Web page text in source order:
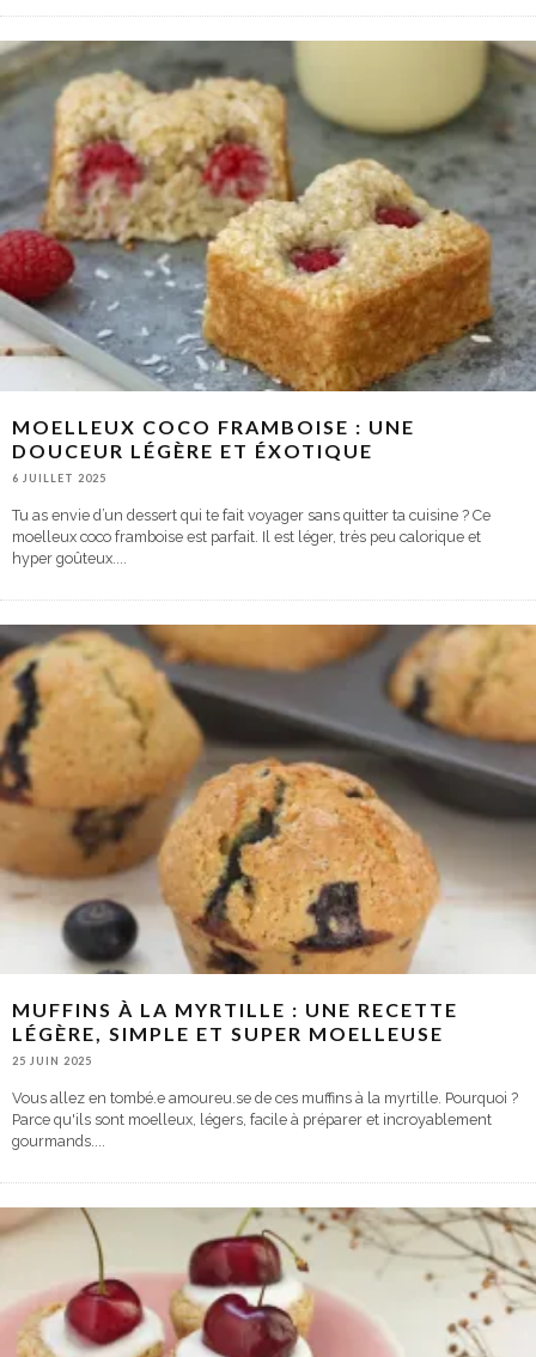
MOELLEUX COCO FRAMBOISE : UNE
DOUCEUR LÉGÈRE ET ÉXOTIQUE
6 JUILLET 2025
Tu as envie d’un dessert qui te fait voyager sans quitter ta cuisine ? Ce
moelleux coco framboise est parfait. Il est léger, très peu calorique et
hyper goûteux.
MUFFINS À LA MYRTILLE : UNE RECETTE
LÉGÈRE, SIMPLE ET SUPER MOELLEUSE
25 JUIN 2025
Vous allez en tombé.e amoureu.se de ces muffins à la myrtille. Pourquoi ?
Parce qu'ils sont moelleux, légers, facile à préparer et incroyablement
gourmands.